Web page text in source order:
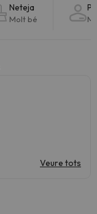
Neteja
Molt bé
Veure tots